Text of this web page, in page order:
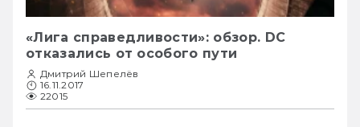
«Лига справедливости»: обзор. DC
отказались от особого пути
Дмитрий Шепелёв
16.11.2017
22015